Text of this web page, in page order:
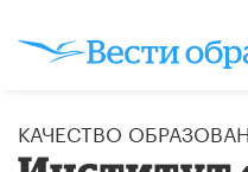
КАЧЕСТВО